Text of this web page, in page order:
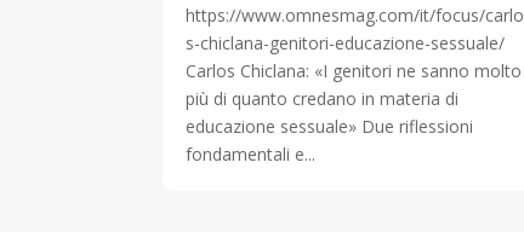
https://www.omnesmag.com/it/focus/carlo
s-chiclana-genitori-educazione-sessuale/
Carlos Chiclana: «I genitori ne sanno molto
più di quanto credano in materia di
educazione sessuale» Due riflessioni
fondamentali e...